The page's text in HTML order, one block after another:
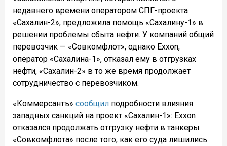
недавнего времени оператором СПГ-проекта
«Сахалин-2», предложила помощь «Сахалину-1» в
решении проблемы сбыта нефти. У компаний общий
перевозчик — «Совкомфлот», однако Exxon,
оператор «Сахалина-1», отказал ему в отгрузках
нефти, «Сахалин-2» в то же время продолжает
сотрудничество с перевозчиком.
«Коммерсантъ» сообщил подробности влияния
западных санкций на проект «Сахалин-1»: Exxon
отказался продолжать отгрузку нефти в танкеры
«Совкомфлота» после того, как его суда лишились